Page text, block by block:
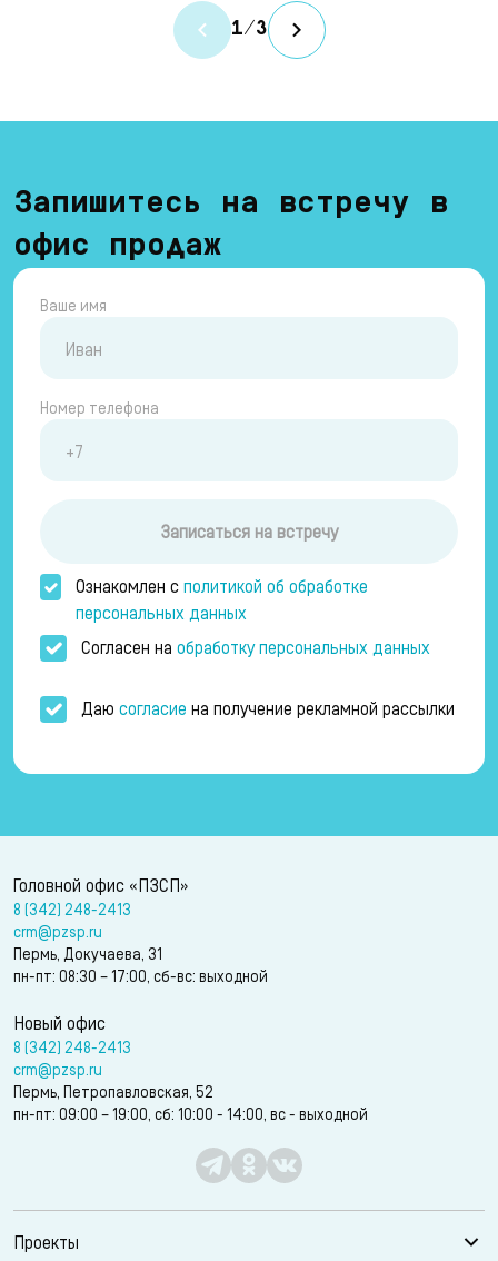
1/3
Запишитесь на встречу в
офис продаж
Ваше имя
Номер телефона
Записаться на встречу
Ознакомлен сполитикой об обработке
персональных данных
Согласен на обработку персональных данных
Даю согласие на получение рекламной рассылки
Головной офис «ПЗСП»
8 (342) 248-2413
crm@pzsp.ru
Пермь, Докучаева, 31
пн-пт: 08:30 – 17:00, сб-вс: выходной
Новый офис
8 (342) 248-2413
crm@pzsp.ru
Пермь, Петропавловская, 52
пн-пт: 09:00 – 19:00, сб: 10:00 - 14:00, вс - выходной
Проекты